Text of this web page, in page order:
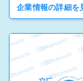
企業情報の詳細を